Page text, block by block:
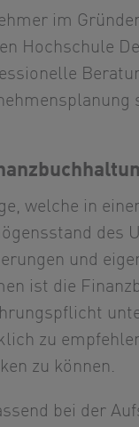
im
Hochschule
welche in
des
und
ist die
zu
zu können.
bei der